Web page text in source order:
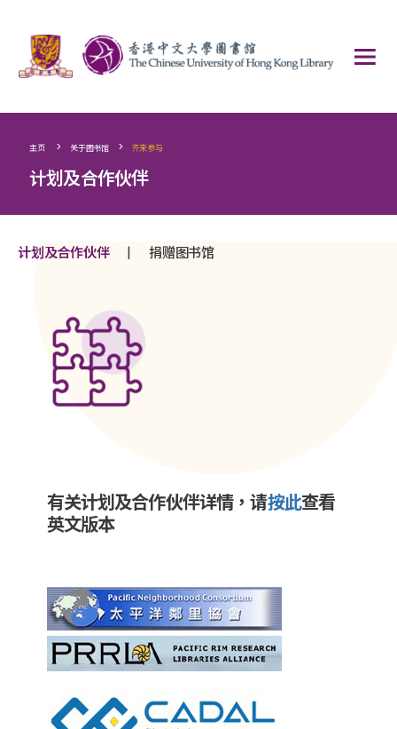
主页 > 关于图书馆 > 齐来参与
计划及合作伙伴
计划及合作伙伴 | 捐赠图书馆
有关计划及合作伙伴详情，请按此查看
英文版本